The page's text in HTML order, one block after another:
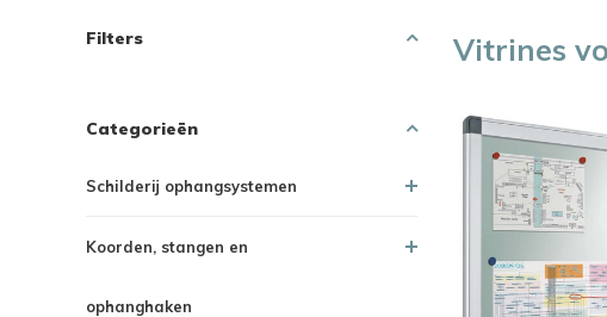
Filters
Categorieën
Schilderij ophangsystemen
Koorden, stangen en
ophanghaken
Vitrines